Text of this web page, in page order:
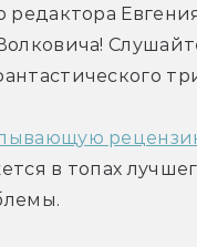
редактора
в топах